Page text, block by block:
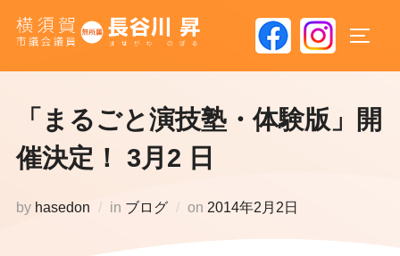
「まるごと演技塾・体験版」開
催決定！ 3月2 日
by hasedon in ブログ on 投
2014年2月2日